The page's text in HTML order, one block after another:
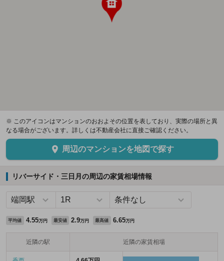
※ このアイコンはマンションのおおよその位置を表しており、実際の場所と異
なる場合がございます。詳しくは不動産会社に直接ご確認ください。
周辺のマンションを地図で探す
リバーサイド・三日月の周辺の家賃相場情報
平均値 4.55万円 最安値 2.9万円 最高値 6.65万円
近隣の駅 近隣の家賃相場